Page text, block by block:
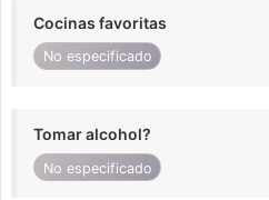
Cocinas favoritas
No especificado
Tomar alcohol?
No especificado